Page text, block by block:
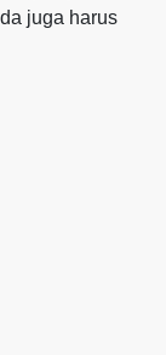
juga harus